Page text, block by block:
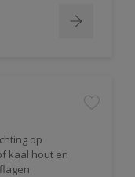
op
kaal hout en